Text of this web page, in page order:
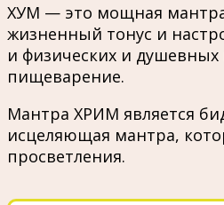
ХУМ — это мощная
жизненный тонус и
и физических и душевных
пищеварение.
Мантра ХРИМ является
исцеляющая мантра,
просветления.